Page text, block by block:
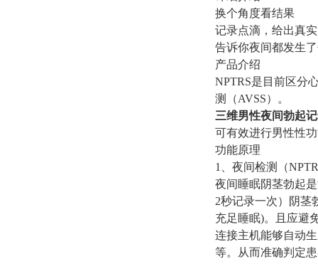
换个角度看结果
记录点滴，给出真实
告诉你夜间都发生
产品介绍
NPTRS是目前区分
测（AVSS）。
三维男性夜间勃起
可有效进行男性性
功能原理
1、夜间检测（
夜间睡眠阴茎勃起
2秒记录一次）阴茎
充足睡眠)。且应避
连接主机能够自动
等。从而准确判定